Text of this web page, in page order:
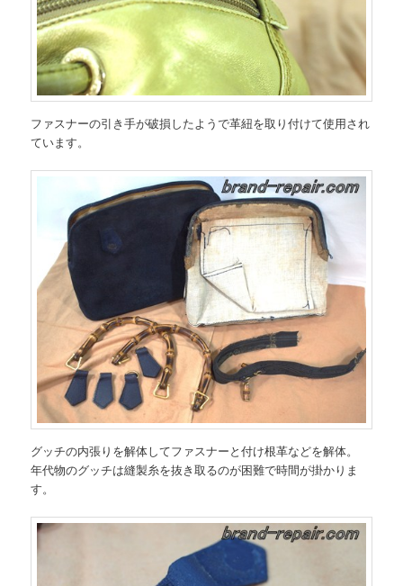
ファスナーの引き手が破損したようで革紐を取り付けて使用され
ています。
グッチの内張りを解体してファスナーと付け根革などを解体。
年代物のグッチは縫製糸を抜き取るのが困難で時間が掛かりま
す。